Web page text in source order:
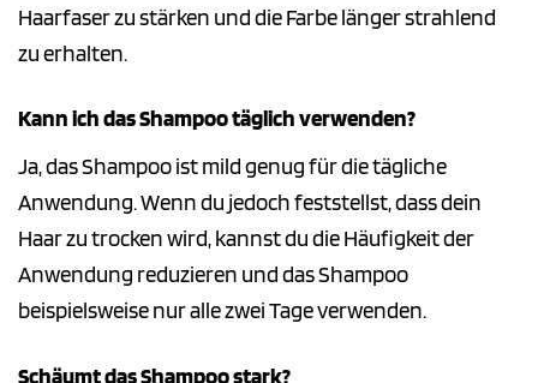
Haarfaser zu stärken und die Farbe länger strahlend
zu erhalten.
Kann ich das Shampoo täglich verwenden?
Ja, das Shampoo ist mild genug für die tägliche
Anwendung. Wenn du jedoch feststellst, dass dein
Haar zu trocken wird, kannst du die Häufigkeit der
Anwendung reduzieren und das Shampoo
beispielsweise nur alle zwei Tage verwenden.
Schäumt das Shampoo stark?